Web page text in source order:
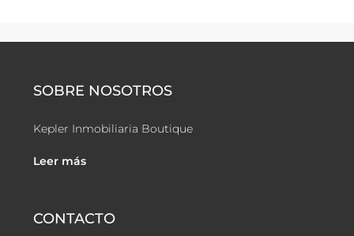
SOBRE NOSOTROS
Kepler Inmobiliaria Boutique
Leer más
CONTACTO